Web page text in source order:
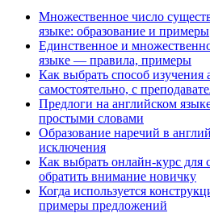
Множественное число
языке: образование и примеры
Единственное и
языке — правила, примеры
Как выбрать способ изучения
самостоятельно, с
Предлоги на английском
простыми словами
Образование наречий в
исключения
Как выбрать онлайн-курс для
обратить внимание новичку
Когда используется
примеры предложений